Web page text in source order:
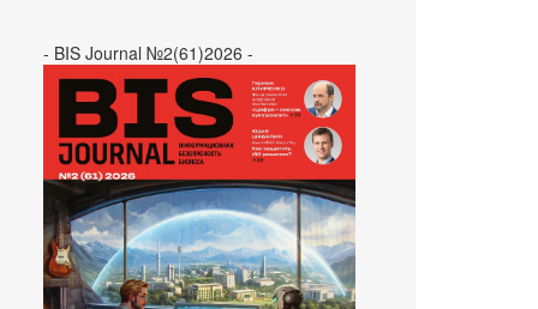
- BIS Journal №2(61)2026 -